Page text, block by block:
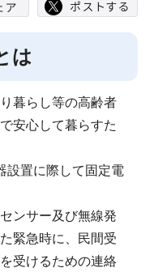
は
暮らし等の高齢者
安心して暮らすた
設置に際して固定電
ンサー及び無線発
緊急時に、民間受
受けるための連絡